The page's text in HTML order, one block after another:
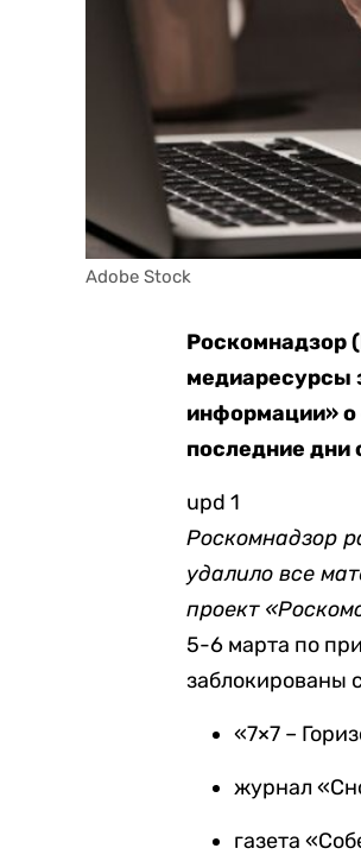
Adobe Stock
Роскомнадзор
медиаресурсы
информации» о
последние дни
upd 1
Роскомнадзор
удалило все
проект
5-6 марта по
заблокированы
«7×7 –
журнал
газета